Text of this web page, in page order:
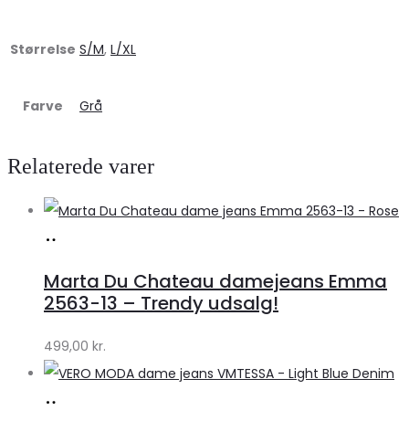
Størrelse S/M, L/XL
Farve Grå
Relaterede varer
Klædeskabet.dk
Marta Du Chateau damejeans Emma
2563-13 – Trendy udsalg!
499,00 kr.